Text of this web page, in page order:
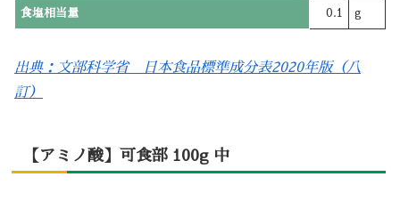
食塩相当量 0.1 g
出典：文部科学省 日本食品標準成分表2020年版（八
訂）
【アミノ酸】可食部 100g 中